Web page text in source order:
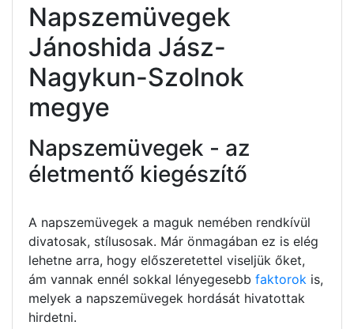
Napszemüvegek
Jánoshida Jász-
Nagykun-Szolnok
megye
Napszemüvegek - az
életmentő kiegészítő
A napszemüvegek a maguk nemében rendkívül
divatosak, stílusosak. Már önmagában ez is elég
lehetne arra, hogy előszeretettel viseljük őket,
ám vannak ennél sokkal lényegesebb faktorok is,
melyek a napszemüvegek hordását hivatottak
hirdetni.